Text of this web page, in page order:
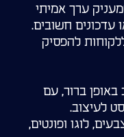
ערך אמיתי
עדכונים חשובים.
להפסיק
באופן ברור, עם
לעיצוב.
לוגו ופונטים,